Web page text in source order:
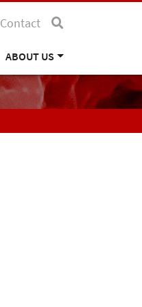
Contact
ABOUT US